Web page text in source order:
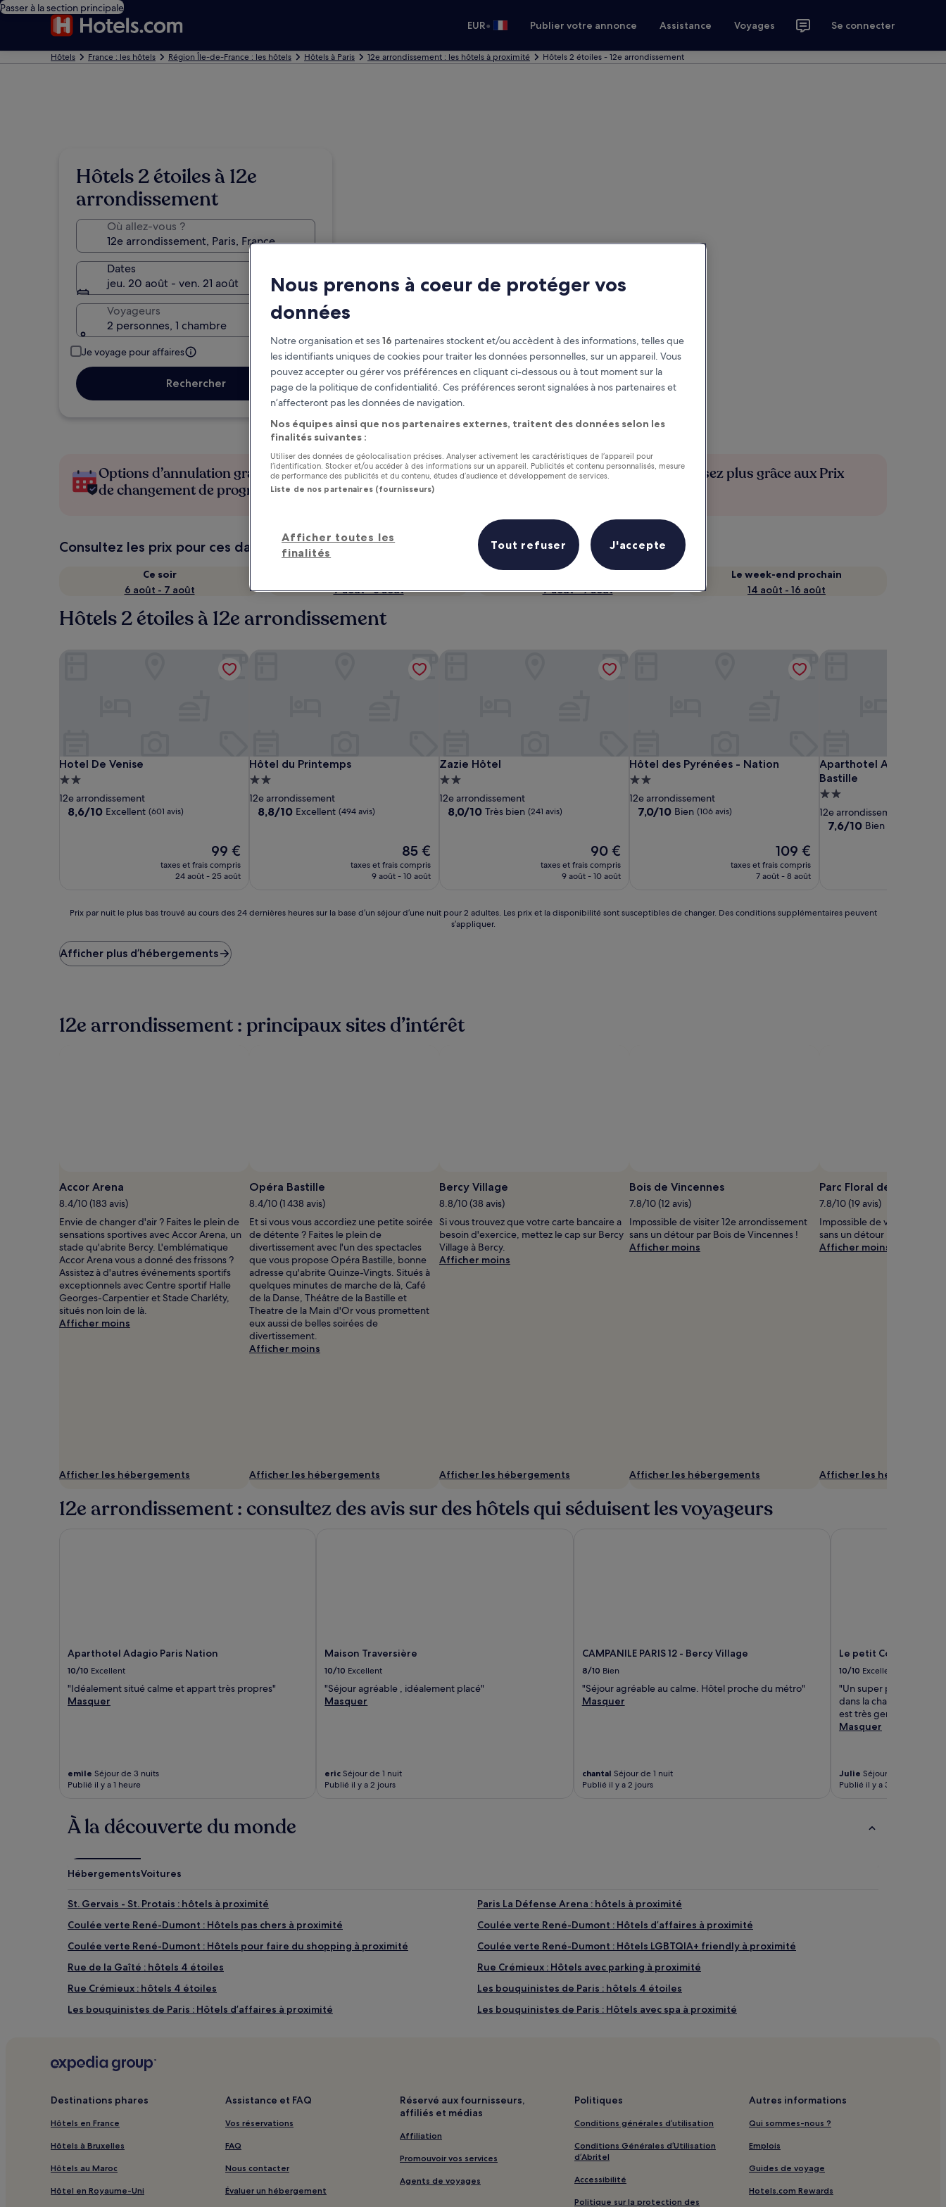
Passer à la section principale
EUR• Publier votre annonce Assistance Voyages Se connecter
Hôtels France : les hôtels Région Île-de-France : les hôtels Hôtels à Paris 12e arrondissement : les hôtels à proximité Hôtels 2 étoiles - 12e arrondissement
Hôtels 2 étoiles à 12e
arrondissement
Où allez-vous ?
Dates
jeu. 20 août - ven. 21 août
Voyageurs
2 personnes, 1 chambre
Je voyage pour affaires
Rechercher
Options d’annulation gratuite en cas
de changement de programme
Gagnez des récompenses pour
chaque nuit séjournée
Économisez plus grâce aux Prix
Consultez les prix pour ces dates
Ce soir
6 août - 7 août
7 août - 8 août
Ce week-end
7 août - 9 août
Le week-end prochain
14 août - 16 août
Hôtels 2 étoiles à 12e arrondissement
Hotel De Venise
Hotel De Venise
Hébergement
2.0 étoiles
12e arrondissement
8.6
8,6/10 Excellent (601 avis)
Le
nouveau
prix
99 €
99 €
taxes et frais compris
24 août - 25 août
Hôtel du Printemps
Hôtel du Printemps
Hébergement
2.0 étoiles
12e arrondissement
8.8
8,8/10 Excellent (494 avis)
Le
nouveau
prix
85 €
85 €
taxes et frais compris
9 août - 10 août
Zazie Hôtel
Zazie Hôtel
Hébergement
2.0 étoiles
12e arrondissement
8.0
8,0/10 Très bien (241 avis)
Le
nouveau
prix
90 €
90 €
taxes et frais compris
9 août - 10 août
Hôtel des Pyrénées - Nation
Hôtel des Pyrénées - Nation
Hébergement
2.0 étoiles
12e arrondissement
7.0
7,0/10 Bien (106 avis)
Le
nouveau
prix
109 €
109 €
taxes et frais compris
7 août - 8 août
Aparthotel Adagio
Bastille
Aparthotel Adagio
Hébergement
2.0 étoiles
12e arrondissement
7.6
7,6/10 Bien
Prix
nuit
le
plus
des
prix
et
la
disponibilité
sont
susceptibles
de
changer.
Des
conditions
supplémentaires
peuvent
Prix par nuit le plus bas trouvé au cours des 24 dernières heures sur la base d’un séjour d’une nuit pour 2 adultes. Les prix et la disponibilité sont susceptibles de changer. Des conditions supplémentaires peuvent
s’appliquer.
Afficher plus d’hébergements
12e arrondissement : principaux sites d’intérêt
Accor Arena
8.4/10 (183 avis)
Envie de changer d'air ? Faites le plein de
sensations sportives avec Accor Arena, un
stade qu'abrite Bercy. L'emblématique
Accor Arena vous a donné des frissons ?
Assistez à d'autres événements sportifs
exceptionnels avec Centre sportif Halle
Georges-Carpentier et Stade Charléty,
situés non loin de là.
Afficher moins
Afficher les hébergements
Opéra Bastille
8.4/10 (1 438 avis)
Et si vous vous accordiez une petite soirée
de détente ? Faites le plein de
divertissement avec l'un des spectacles
que vous propose Opéra Bastille, bonne
adresse qu'abrite Quinze-Vingts. Situés à
quelques minutes de marche de là, Café
de la Danse, Théâtre de la Bastille et
Theatre de la Main d'Or vous promettent
eux aussi de belles soirées de
divertissement.
Afficher moins
Afficher les hébergements
libre
de
droits
prise
par
Waddle-
Bercy Village
8.8/10 (38 avis)
Si vous trouvez que votre carte bancaire a
besoin d'exercice, mettez le cap sur Bercy
Village à Bercy.
Afficher moins
Afficher les hébergements
Bois de Vincennes
7.8/10 (12 avis)
Impossible de visiter 12e arrondissement
sans un détour par Bois de Vincennes !
Afficher moins
Afficher les hébergements
Parc Floral de Paris
7.8/10 (19 avis)
Impossible de visiter 12e
sans un détour par Parc
Afficher moins
Afficher les
12e arrondissement : consultez des avis sur des hôtels qui séduisent les voyageurs
Aparthotel Adagio Paris Nation
10/10 Excellent
"Idéalement situé calme et appart très propres"
Masquer
emile Séjour de 3 nuits
Publié il y a 1 heure
Maison Traversière
10/10 Excellent
"Séjour agréable , idéalement placé"
Masquer
eric Séjour de 1 nuit
Publié il y a 2 jours
CAMPANILE PARIS 12 - Bercy Village
8/10 Bien
"Séjour agréable au calme. Hôtel proche du métro"
Masquer
chantal Séjour de 1 nuit
Publié il y a 2 jours
Le petit Cosy Hôtel
10/10 Excellent
"Un super petit hôtel,
dans la chambre, très
est très gentil et
Masquer
Julie Séjour de 1 nuit
Publié il y a 3 jours
À la découverte du monde
HébergementsVoitures
St. Gervais - St. Protais : hôtels à proximité
Paris La Défense Arena : hôtels à proximité
Coulée verte René-Dumont : Hôtels pas chers à proximité
Coulée verte René-Dumont : Hôtels d’affaires à proximité
Coulée verte René-Dumont : Hôtels pour faire du shopping à proximité
Coulée verte René-Dumont : Hôtels LGBTQIA+ friendly à proximité
Rue de la Gaîté : hôtels 4 étoiles
Rue Crémieux : Hôtels avec parking à proximité
Rue Crémieux : hôtels 4 étoiles
Les bouquinistes de Paris : hôtels 4 étoiles
Les bouquinistes de Paris : Hôtels d’affaires à proximité
Les bouquinistes de Paris : Hôtels avec spa à proximité
Rue des Francs-Bourgeois : Hôtels avec spa à proximité
Station de métro Croix de Chavaux : hôtels à proximité
Gare d'Austerlitz : hôtels à proximité
Île de la Cité : hôtels 2 étoiles
Le Marais : hôtels
Cinéma du Grand Rex : hôtels à proximité
Les Grands Boulevards : hôtels 4 étoiles
Destinations phares
Hôtels en France
Hôtels à Bruxelles
Hôtels au Maroc
Hôtel en Royaume-Uni
Assistance et FAQ
Vos réservations
FAQ
Nous contacter
Évaluer un hébergement
Réservé aux fournisseurs,
affiliés et médias
Affiliation
Promouvoir vos services
Agents de voyages
Politiques
Conditions générales d’utilisation
Conditions Générales d’Utilisation
d’Abritel
Accessibilité
Politique sur la protection des
Autres informations
Qui sommes-nous ?
Emplois
Guides de voyage
Hotels.com Rewards
Nous prenons à coeur de protéger vos
données
Notre organisation et ses16 partenaires stockent et/ou accèdent à des informations, telles que
les identifiants uniques de cookies pour traiter les données personnelles, sur un appareil. Vous
pouvez accepter ou gérer vos préférences en cliquant ci-dessous ou à tout moment sur la
page de la politique de confidentialité. Ces préférences seront signalées à nos partenaires et
n’affecteront pas les données de navigation.
Nos équipes ainsi que nos partenaires externes, traitent des données selon les
finalités suivantes :
Utiliser des données de géolocalisation précises. Analyser activement les caractéristiques de l’appareil pour
l’identification. Stocker et/ou accéder à des informations sur un appareil. Publicités et contenu personnalisés, mesure
de performance des publicités et du contenu, études d’audience et développement de services.
Liste de nos partenaires (fournisseurs)
Afficher toutes les
finalités
Tout refuser J'accepte